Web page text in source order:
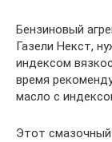
Бензиновый
Газели Некст,
индексом
время
масло с
Этот